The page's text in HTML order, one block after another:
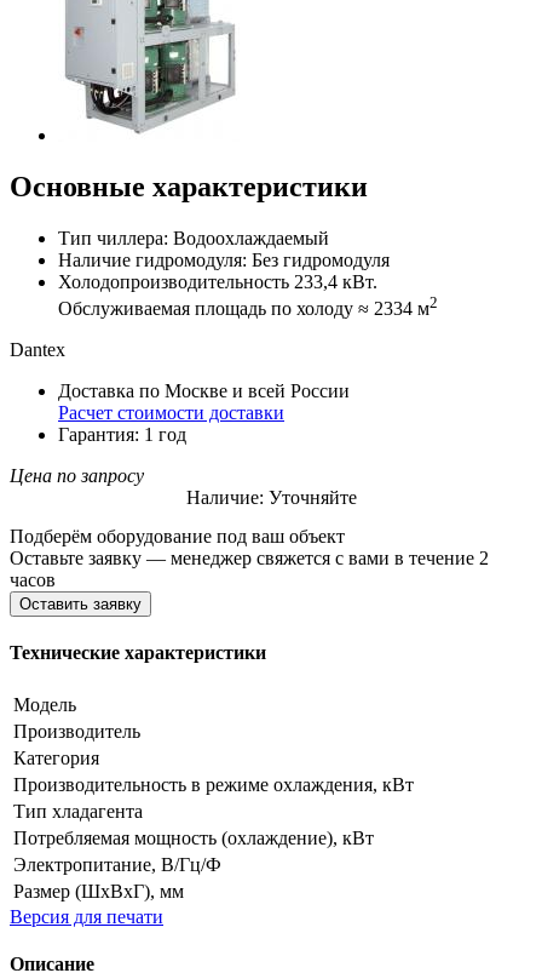
Основные характеристики
Тип чиллера: Водоохлаждаемый
Наличие гидромодуля: Без гидромодуля
Холодопроизводительность 233,4 кВт.
Обслуживаемая площадь по холоду ≈ 2334 м2
Dantex
Доставка по Москве и всей России
Расчет стоимости доставки
Гарантия: 1 год
Цена по запросу
Наличие: Уточняйте
Подберём оборудование под ваш объект
Оставьте заявку — менеджер свяжется с вами в течение 2
часов
Оставить заявку
Технические характеристики
Модель
Производитель
Категория
Производительность в режиме охлаждения, кВт
Тип хладагента
Потребляемая мощность (охлаждение), кВт
Электропитание, В/Гц/Ф
Размер (ШхВхГ), мм
Версия для печати
Описание